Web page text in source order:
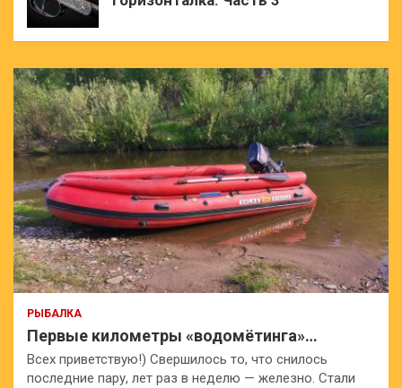
РЫБАЛКА
Первые километры «водомётинга»…
Всех приветствую!) Свершилось то, что снилось
последние пару, лет раз в неделю — железно. Стали